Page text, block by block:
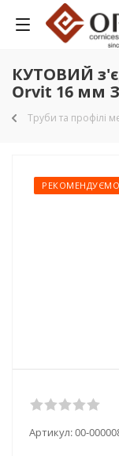
КУТОВИЙ
Orvit 16 мм
Труби та профілі
РЕКОМЕНДУЄМО
Артикул:00-